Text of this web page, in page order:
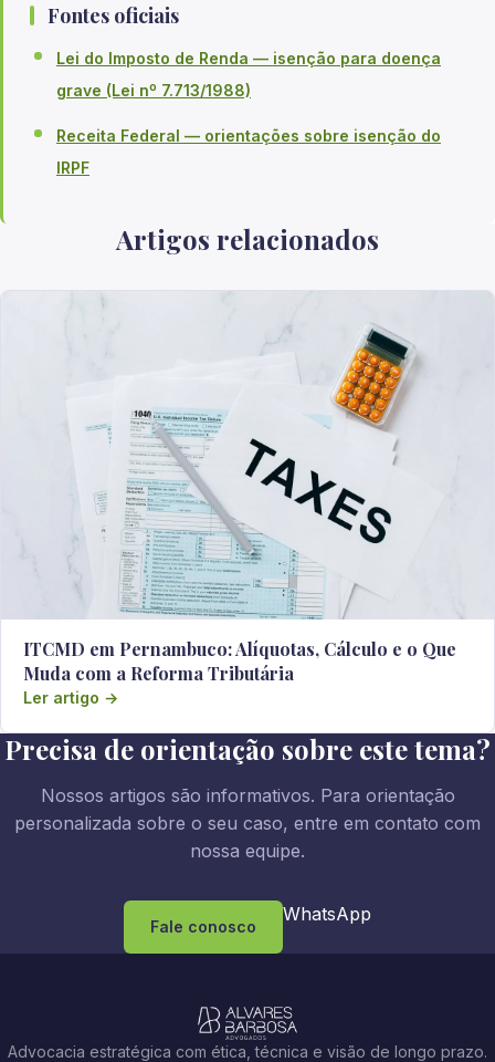
Fontes oficiais
Lei do Imposto de Renda — isenção para doença
grave (Lei nº 7.713/1988)
Receita Federal — orientações sobre isenção do
IRPF
Artigos relacionados
ITCMD em Pernambuco: Alíquotas, Cálculo e o Que
Muda com a Reforma Tributária
Ler artigo →
Precisa de orientação sobre este tema?
Nossos artigos são informativos. Para orientação
personalizada sobre o seu caso, entre em contato com
nossa equipe.
Fale conosco
WhatsApp
Advocacia estratégica com ética, técnica e visão de longo prazo.